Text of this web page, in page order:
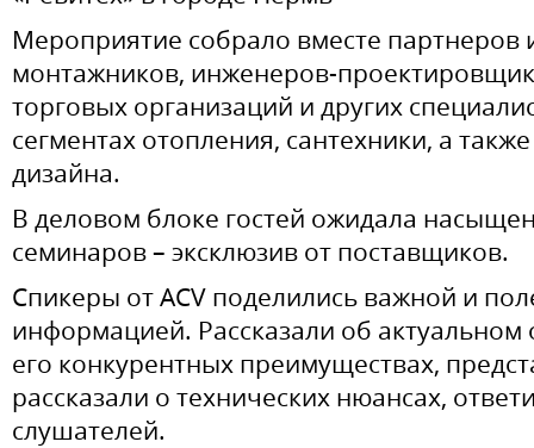
Мероприятие собрало вместе партнеров
монтажников, инженеров-
торговых организаций и других
сегментах отопления, сантехники, а
дизайна.
В деловом блоке гостей ожидала
семинаров – эксклюзив от поставщиков.
Спикеры от ACV поделились важной и
информацией. Рассказали об
его конкурентных преимуществах,
рассказали о технических нюансах,
слушателей.